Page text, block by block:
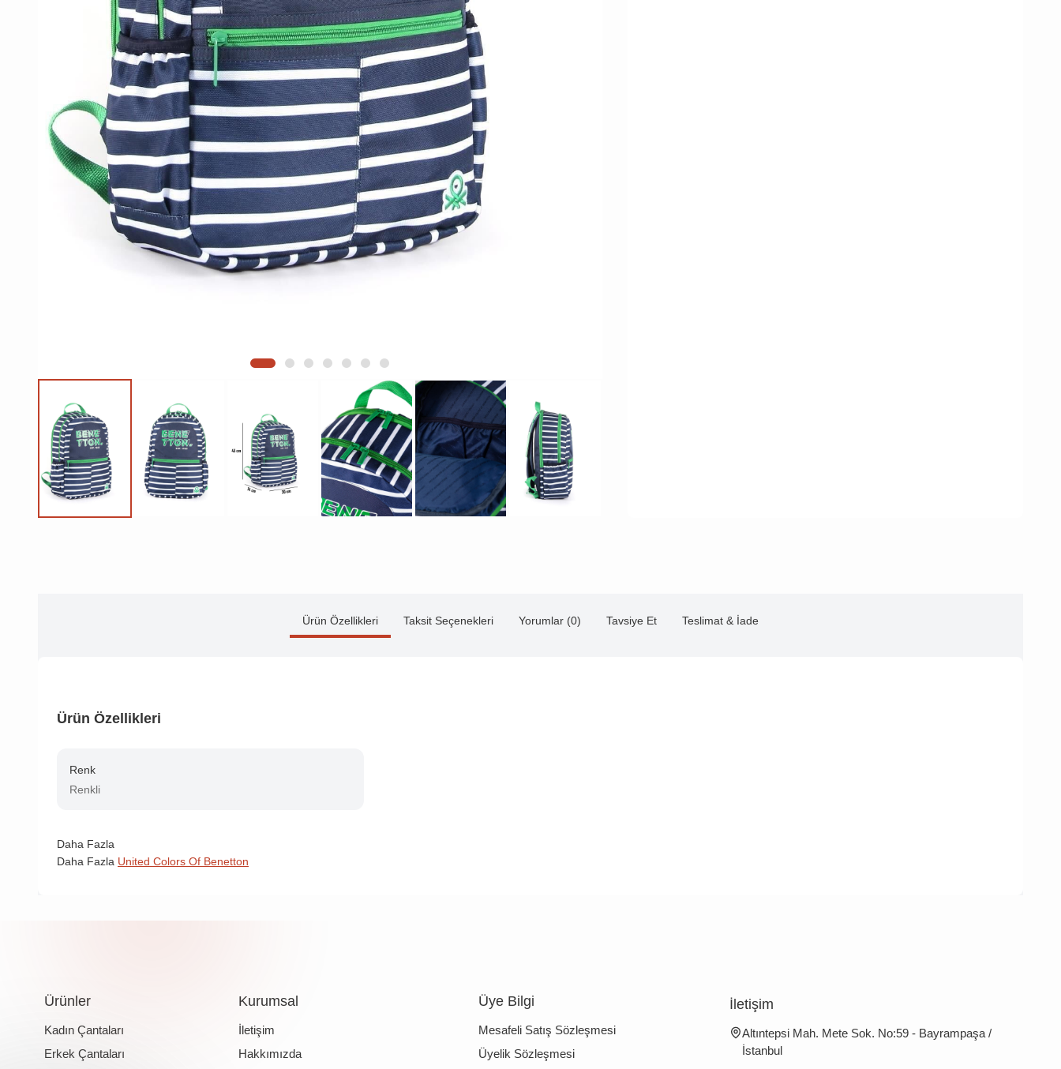
Ürün Özellikleri Taksit Seçenekleri Yorumlar (0) Tavsiye Et Teslimat & İade
Ürün Özellikleri
Renk
Renkli
Daha Fazla
Daha Fazla United Colors Of Benetton
Ürünler
Kadın Çantaları
Erkek Çantaları
Kurumsal
İletişim
Hakkımızda
Üye Bilgi
Mesafeli Satış Sözleşmesi
Üyelik Sözleşmesi
İletişim
Altıntepsi Mah. Mete Sok. No:59 - Bayrampaşa /
İstanbul